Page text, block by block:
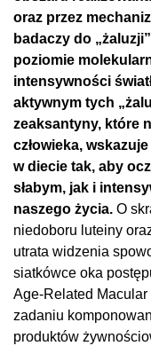
oraz przez
badaczy do
poziomie
intensywności
aktywnym tych
zeaksantyny, które
człowieka,
w diecie tak, aby
słabym, jak i
naszego życia. O
niedoboru luteiny
utrata widzenia
siatkówce oka
Age-Related
zadaniu
produktów